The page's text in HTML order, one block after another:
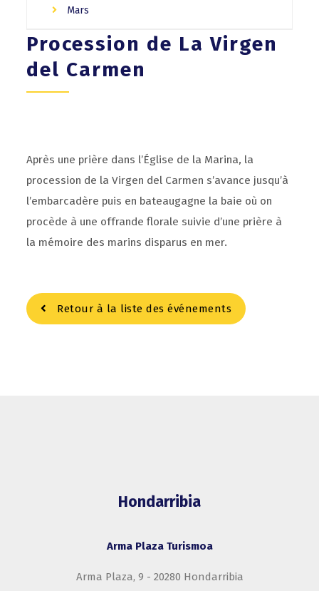
Mars
Procession de La Virgen
del Carmen
Après une prière dans l’Église de la Marina, la
procession de la Virgen del Carmen s’avance jusqu’à
l’embarcadère puis en bateaugagne la baie où on
procède à une offrande florale suivie d’une prière à
la mémoire des marins disparus en mer.
Retour à la liste des événements
Hondarribia
Arma Plaza Turismoa
Arma Plaza, 9 - 20280 Hondarribia